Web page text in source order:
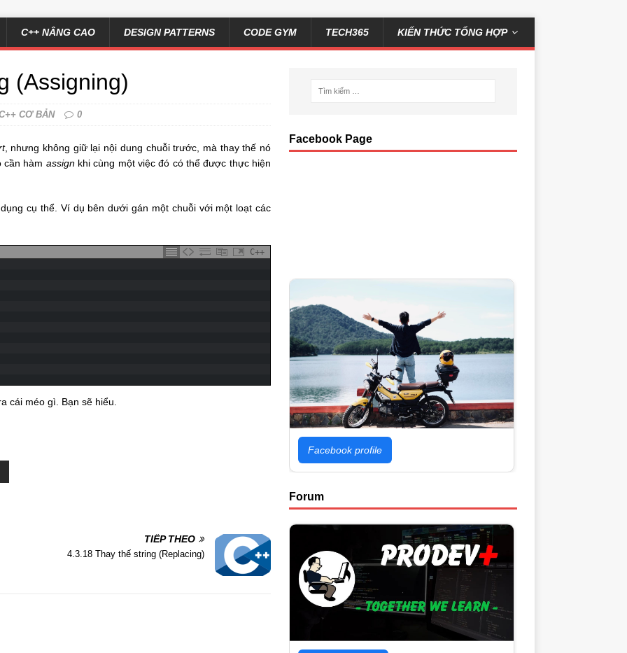
C++ NÂNG CAO DESIGN PATTERNS CODE GYM TECH365 KIẾN THỨC TỔNG HỢP
(Assigning)
CƠ BẢN 0
, nhưng không giữ lại nội dung chuỗi trước, mà thay thế nó
cần hàm assignkhi cùng một việc đó có thể được thực hiện
cụ thể. Ví dụ bên dưới gán một chuỗi với một loạt các
C++
cái méo gì. Bạn sẽ hiểu.
TIẾP THEO
4.3.18 Thay thế string (Replacing)
Facebook Page
Facebook profile
Forum